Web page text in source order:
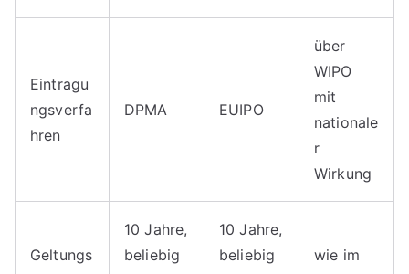
Eintragu
ngsverfa
hren
DPMA EUIPO
über
WIPO
mit
nationale
r
Wirkung
Geltungs
10 Jahre,
beliebig
10 Jahre,
beliebig
wie im